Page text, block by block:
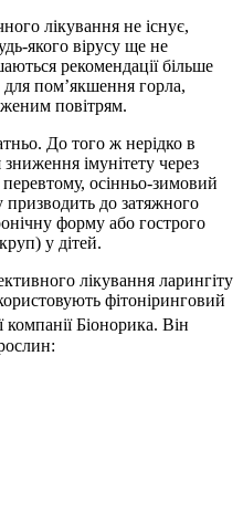
лікування не існує,
якого вірусу ще не
рекомендації більше
пом’якшення горла,
повітрям.
До того ж нерідко в
зниження імунітету через
осінньо-зимовий
призводить до затяжного
форму або гострого
у дітей.
лікування ларингіту
фітоніринговий
компанії Біонорика. Він